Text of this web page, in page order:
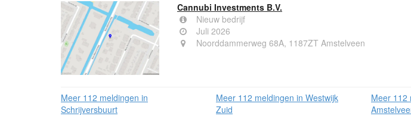
Cannubi Investments B.V.
Nieuw bedrijf
Juli 2026
Noorddammerweg 68A, 1187ZT Amstelveen
Meer 112 meldingen in
Schrijversbuurt
Meer 112 meldingen in Westwijk
Zuid
Meer 112